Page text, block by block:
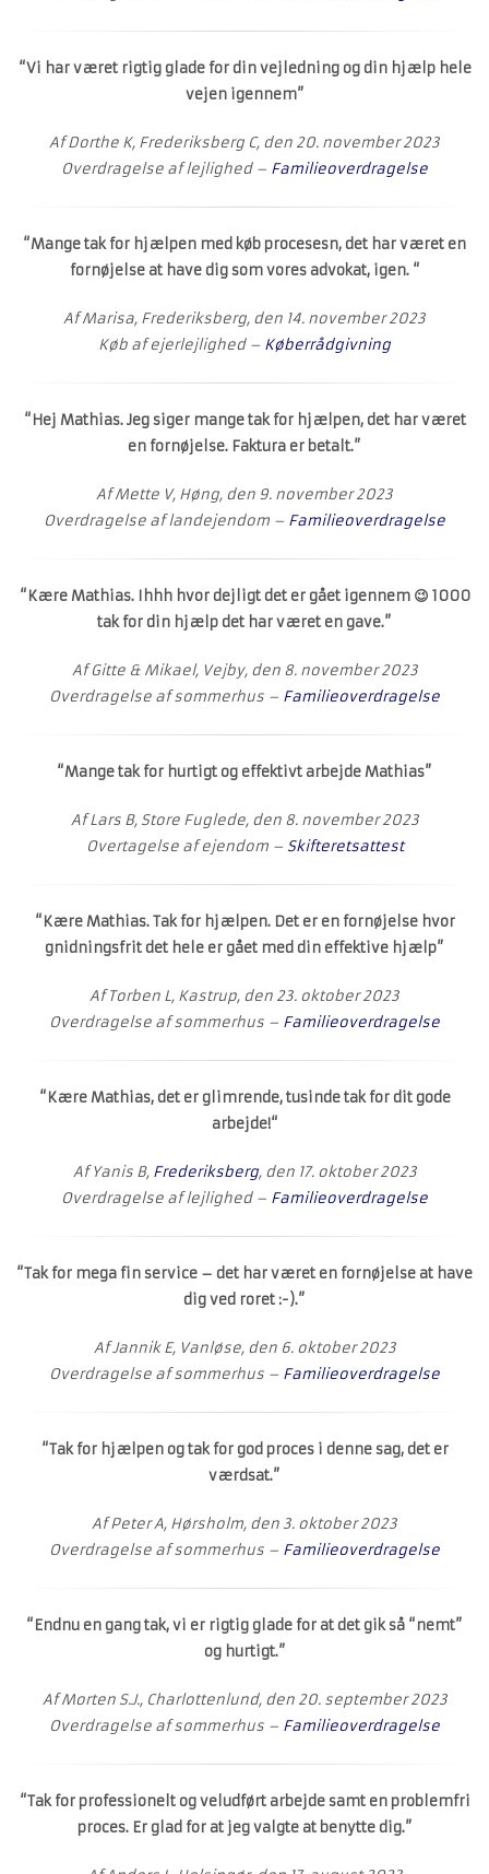
“Vi har været rigtig glade for din vejledning og din hjælp hele
vejen igennem”
Af Dorthe K, Frederiksberg C, den 20. november 2023
Overdragelse af lejlighed – Familieoverdragelse
“Mange tak for hjælpen med køb procesesn, det har været en
fornøjelse at have dig som vores advokat, igen. “
Af Marisa, Frederiksberg, den 14. november 2023
Køb af ejerlejlighed – Køberrådgivning
“Hej Mathias. Jeg siger mange tak for hjælpen, det har været
en fornøjelse. Faktura er betalt.”
Af Mette V, Høng, den 9. november 2023
Overdragelse af landejendom – Familieoverdragelse
“Kære Mathias. Ihhh hvor dejligt det er gået igennem 😉 1000
tak for din hjælp det har været en gave.”
Af Gitte & Mikael, Vejby, den 8. november 2023
Overdragelse af sommerhus – Familieoverdragelse
“Mange tak for hurtigt og effektivt arbejde Mathias”
Af Lars B, Store Fuglede, den 8. november 2023
Overtagelse af ejendom – Skifteretsattest
“Kære Mathias. Tak for hjælpen. Det er en fornøjelse hvor
gnidningsfrit det hele er gået med din effektive hjælp”
Af Torben L, Kastrup, den 23. oktober 2023
Overdragelse af sommerhus – Familieoverdragelse
“Kære Mathias, det er glimrende, tusinde tak for dit gode
arbejde!“
Af Yanis B, Frederiksberg, den 17. oktober 2023
Overdragelse af lejlighed – Familieoverdragelse
“Tak for mega fin service – det har været en fornøjelse at have
dig ved roret :-).”
Af Jannik E, Vanløse, den 6. oktober 2023
Overdragelse af sommerhus – Familieoverdragelse
“Tak for hjælpen og tak for god proces i denne sag, det er
værdsat.”
Af Peter A, Hørsholm, den 3. oktober 2023
Overdragelse af sommerhus – Familieoverdragelse
“Endnu en gang tak, vi er rigtig glade for at det gik så “nemt”
og hurtigt.”
Af Morten S.J., Charlottenlund, den 20. september 2023
Overdragelse af sommerhus – Familieoverdragelse
“Tak for professionelt og veludført arbejde samt en problemfri
proces. Er glad for at jeg valgte at benytte dig.”